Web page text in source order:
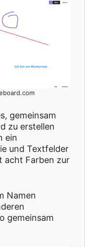
gemeinsam
zu erstellen
ein
und Textfelder
acht Farben zur
Namen
gemeinsam